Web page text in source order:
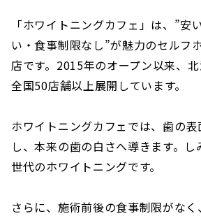
「ホワイトニングカフェ」は、”安
い・食事制限なし”が魅力のセルフ
店です。2015年のオープン以来、
全国50店舗以上展開しています。
ホワイトニングカフェでは、歯の
し、本来の歯の白さへ導きます。
世代のホワイトニングです。
さらに、施術前後の食事制限がな